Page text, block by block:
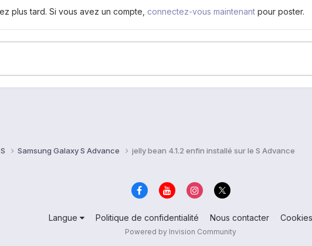
plus tard. Si vous avez un compte, connectez-vous maintenant pour poster.
Samsung Galaxy S Advance jelly bean 4.1.2 enfin installé sur le S Advance
Langue Politique de confidentialité Nous contacter Cookies
Powered by Invision Community